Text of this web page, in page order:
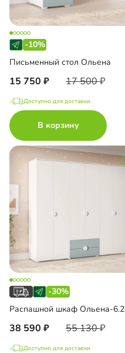
-10%
Письменный стол Ольена
15 750 17 500
Доступно для доставки
В корзину
-30%
Распашной шкаф Ольена-6.2
38 590 55 130
Доступно для доставки